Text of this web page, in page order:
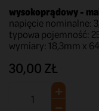
wysokoprądowy -
napięcie nominalne:
typowa pojemność:
wymiary: 18,3mm x
30,00 ZŁ